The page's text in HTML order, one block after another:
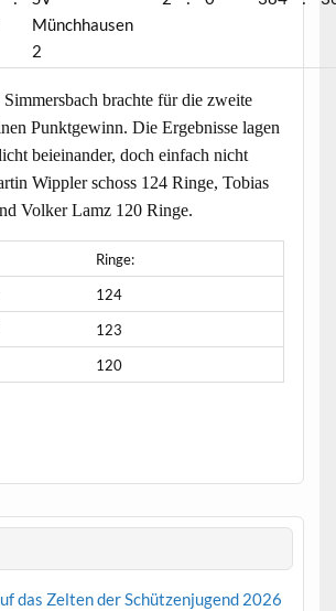
Münchhausen
2
brachte für die zweite
Punktgewinn. Die Ergebnisse lagen
beieinander, doch einfach nicht
Wippler schoss 124 Ringe, Tobias
Volker Lamz 120 Ringe.
Ringe:
124
123
120
das Zelten der Schützenjugend 2026